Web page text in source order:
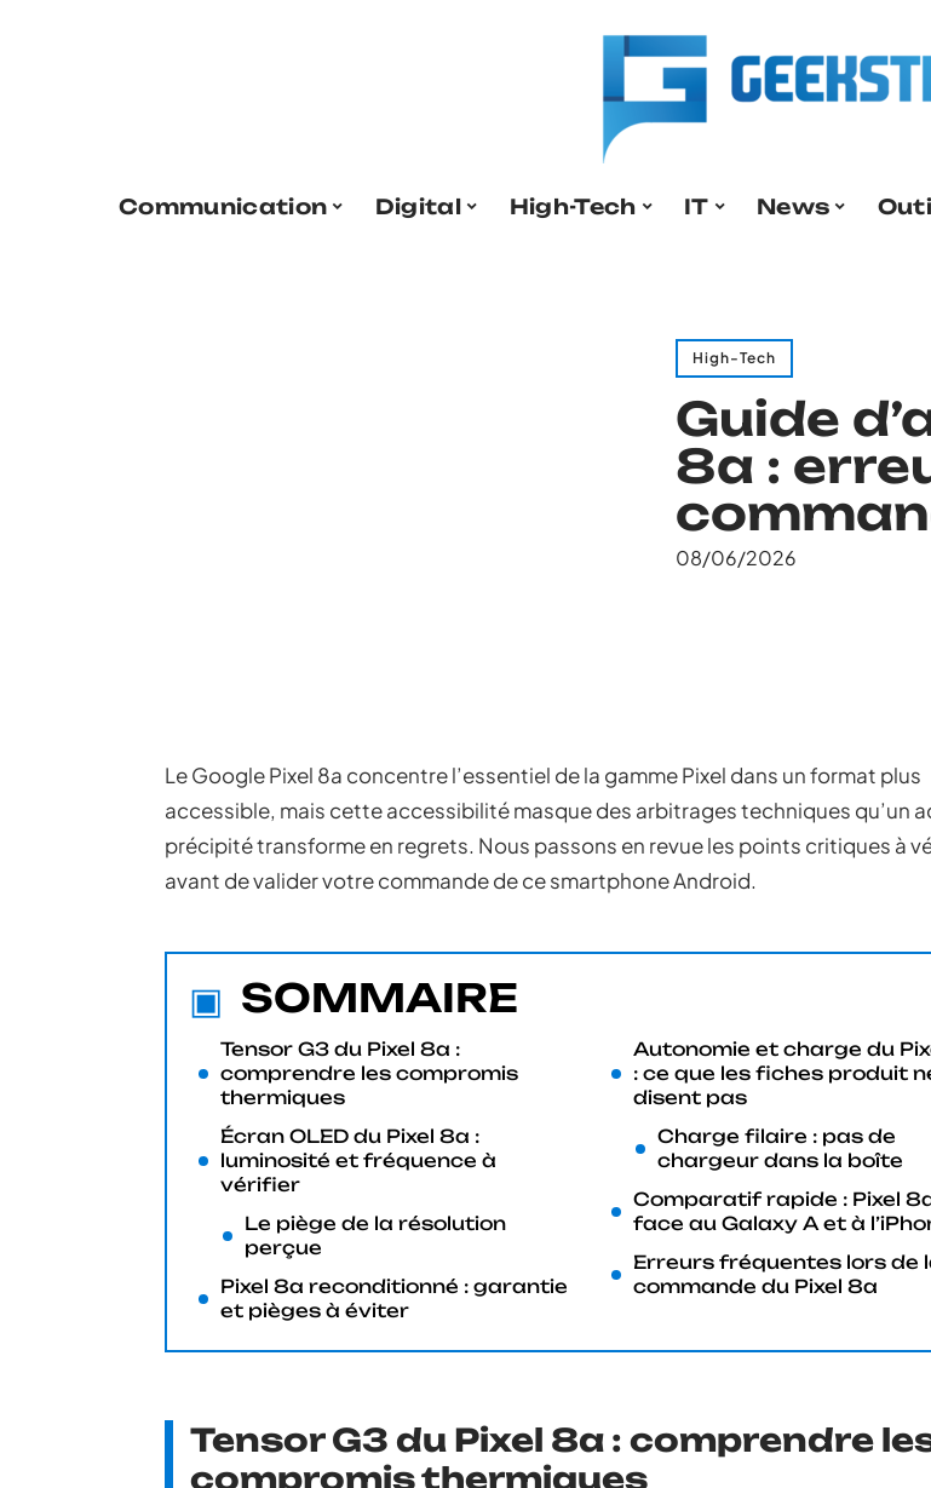
Communication Digital High-Tech IT News
High-Tech
Guide
8a :
08/06/2026
Le Google Pixel 8a concentre l’essentiel de la gamme Pixel dans un format plus
accessible, mais cette accessibilité masque des arbitrages techniques qu’un
précipité transforme en regrets. Nous passons en revue les points critiques à
avant de valider votre commande de ce smartphone Android.
SOMMAIRE
Tensor G3 du Pixel 8a :
comprendre les compromis
thermiques
Écran OLED du Pixel 8a :
luminosité et fréquence à
vérifier
Le piège de la résolution
perçue
Pixel 8a reconditionné : garantie
et pièges à éviter
Autonomie et charge du
: ce que les fiches produit
disent pas
Charge filaire : pas de
chargeur dans la boîte
Comparatif rapide : Pixel
face au Galaxy A et à
Erreurs fréquentes lors de
commande du Pixel 8a
Tensor G3 du Pixel 8a : comprendre
compromis thermiques